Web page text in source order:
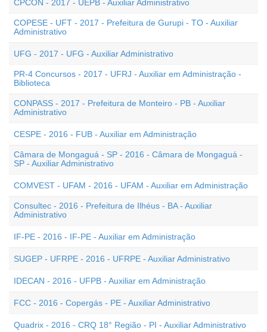
CPCON - 2017 - UEPB - Auxiliar Administrativo
COPESE - UFT - 2017 - Prefeitura de Gurupi - TO - Auxiliar
Administrativo
UFG - 2017 - UFG - Auxiliar Administrativo
PR-4 Concursos - 2017 - UFRJ - Auxiliar em Administração -
Biblioteca
CONPASS - 2017 - Prefeitura de Monteiro - PB - Auxiliar
Administrativo
CESPE - 2016 - FUB - Auxiliar em Administração
Câmara de Mongaguá - SP - 2016 - Câmara de Mongaguá -
SP - Auxiliar Administrativo
COMVEST - UFAM - 2016 - UFAM - Auxiliar em Administração
Consultec - 2016 - Prefeitura de Ilhéus - BA - Auxiliar
Administrativo
IF-PE - 2016 - IF-PE - Auxiliar em Administração
SUGEP - UFRPE - 2016 - UFRPE - Auxiliar Administrativo
IDECAN - 2016 - UFPB - Auxiliar em Administração
FCC - 2016 - Copergás - PE - Auxiliar Administrativo
Quadrix - 2016 - CRQ 18° Região - PI - Auxiliar Administrativo